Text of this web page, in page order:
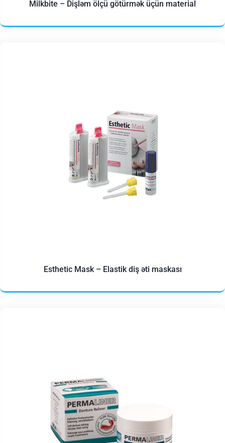
Milkbite – Dişləm ölçü götürmək üçün material
Esthetic Mask – Elastik diş əti maskası